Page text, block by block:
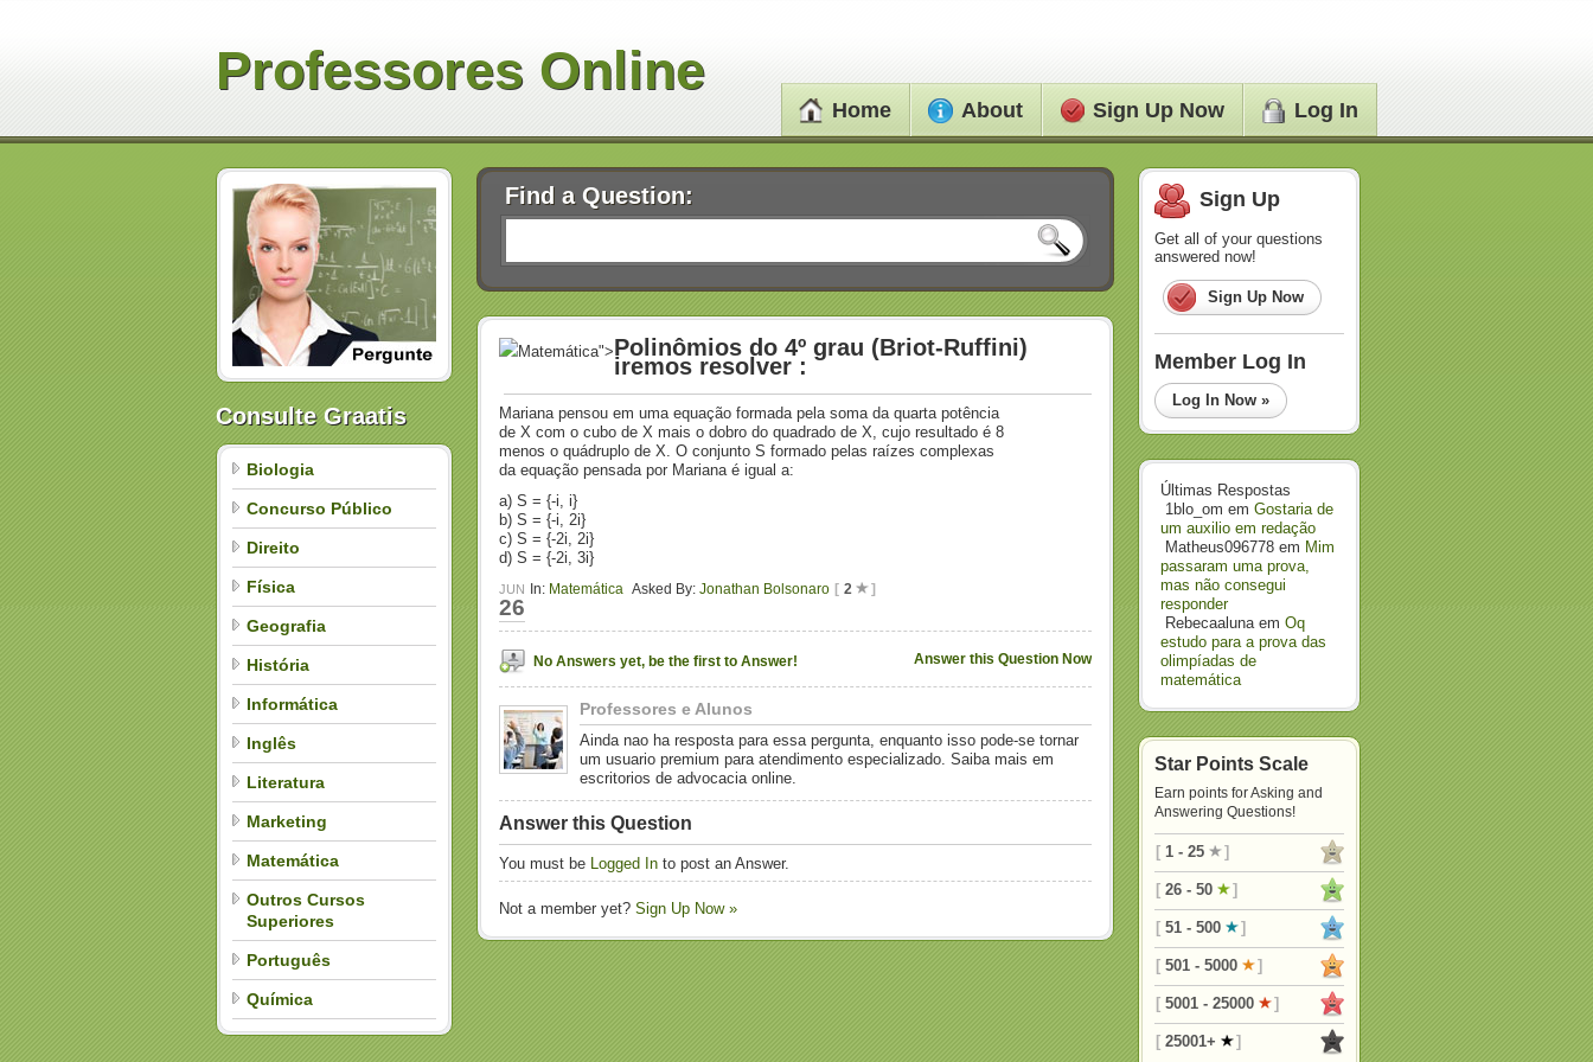
Home About Sign Up Now Log In
Professores Online
Consulte Graatis
Biologia
Concurso Público
Direito
Física
Geografia
História
Informática
Inglês
Literatura
Marketing
Matemática
Outros Cursos
Superiores
Português
Química
Find a Question:
Matemática">Polinômios do 4º grau (Briot-Ruffini)
iremos resolver :
Mariana pensou em uma equação formada pela soma da quarta potência
de X com o cubo de X mais o dobro do quadrado de X, cujo resultado é 8
menos o quádruplo de X. O conjunto S formado pelas raízes complexas
da equação pensada por Mariana é igual a:
a) S = {-i, i}
b) S = {-i, 2i}
c) S = {-2i, 2i}
d) S = {-2i, 3i}
In: Matemática Asked By: Jonathan Bolsonaro [ 2 ]
JUN
26
Answer this Question Now
No Answers yet, be the first to Answer!
Professores e Alunos
Ainda nao ha resposta para essa pergunta, enquanto isso pode-se tornar
um usuario premium para atendimento especializado. Saiba mais em
escritorios de advocacia online.
Answer this Question
You must be Logged In to post an Answer.
Not a member yet? Sign Up Now »
Sign Up
Get all of your questions
answered now!
Sign Up Now
Member Log In
Log In Now »
Últimas Respostas
1blo_om em Gostaria de
um auxilio em redação
Matheus096778 em Mim
passaram uma prova,
mas não consegui
responder
Rebecaalunaem Oq
estudo para a prova das
olimpíadas de
matemática
Star Points Scale
Earn points for Asking and
Answering Questions!
[ 1 - 25 ]
[ 26 - 50 ]
[ 51 - 500 ]
[ 501 - 5000 ]
[ 5001 - 25000 ]
[ 25001+ ]